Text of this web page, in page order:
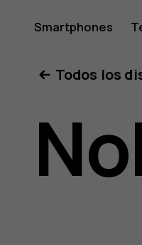
del
Smartphones
Todos los